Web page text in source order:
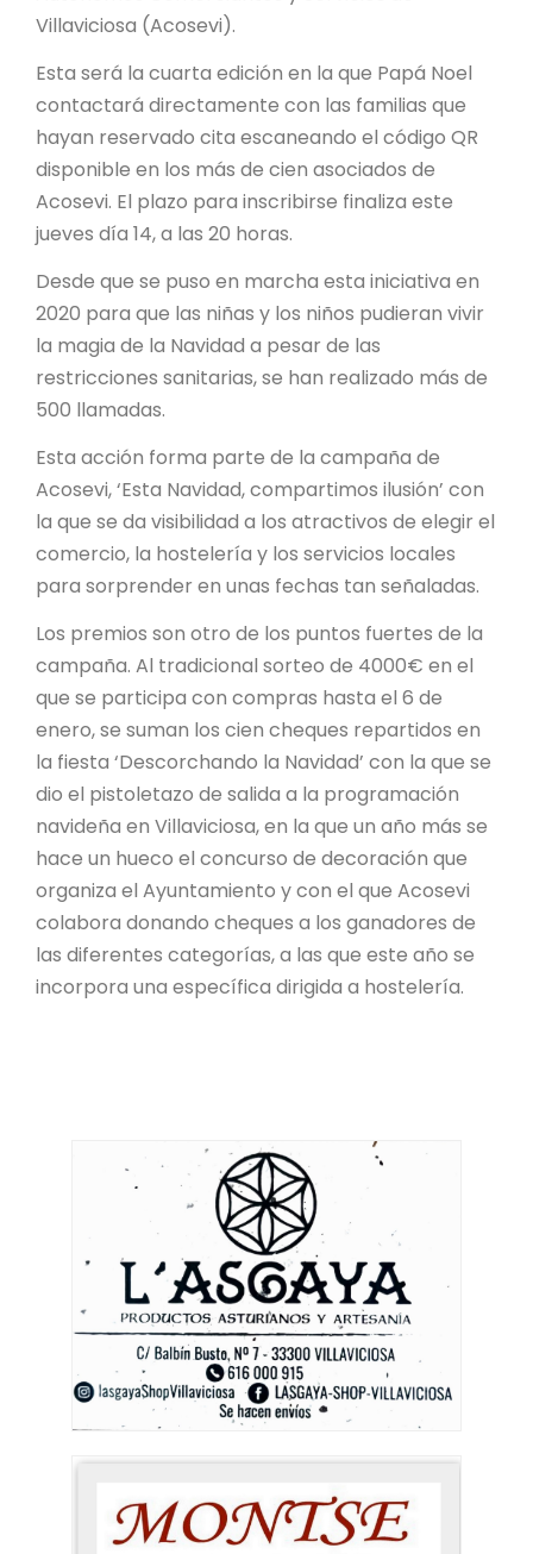
Villaviciosa (Acosevi).
Esta será la cuarta edición en la que Papá Noel
contactará directamente con las familias que
hayan reservado cita escaneando el código QR
disponible en los más de cien asociados de
Acosevi. El plazo para inscribirse finaliza este
jueves día 14, a las 20 horas.
Desde que se puso en marcha esta iniciativa en
2020 para que las niñas y los niños pudieran vivir
la magia de la Navidad a pesar de las
restricciones sanitarias, se han realizado más de
500 llamadas.
Esta acción forma parte de la campaña de
Acosevi, ‘Esta Navidad, compartimos ilusión’ con
la que se da visibilidad a los atractivos de elegir el
comercio, la hostelería y los servicios locales
para sorprender en unas fechas tan señaladas.
Los premios son otro de los puntos fuertes de la
campaña. Al tradicional sorteo de 4000€ en el
que se participa con compras hasta el 6 de
enero, se suman los cien cheques repartidos en
la fiesta ‘Descorchando la Navidad’ con la que se
dio el pistoletazo de salida a la programación
navideña en Villaviciosa, en la que un año más se
hace un hueco el concurso de decoración que
organiza el Ayuntamiento y con el que Acosevi
colabora donando cheques a los ganadores de
las diferentes categorías, a las que este año se
incorpora una específica dirigida a hostelería.